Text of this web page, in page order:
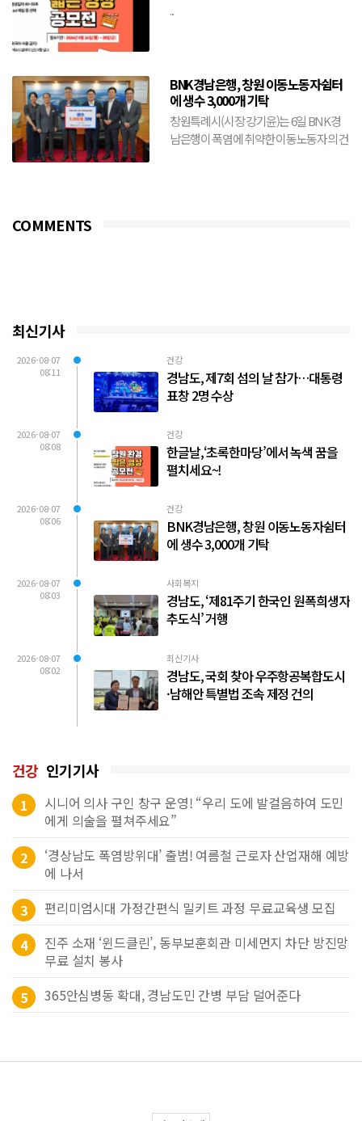
...
BNK경남은행, 창원 이동노동자쉼터
에 생수 3,000개 기탁
창원특례시(시장 강기윤)는 6일 BNK경
남은행이 폭염에 취약한 이동노동자의 건
COMMENTS
최신기사
2026-08-07
08:11
건강
경남도, 제7회 섬의 날 참가…대통령
표창 2명 수상
2026-08-07
08:08
건강
한글날,‘초록한마당’에서 녹색 꿈을
펼치세요~!
2026-08-07
08:06
건강
BNK경남은행, 창원 이동노동자쉼터
에 생수 3,000개 기탁
2026-08-07
08:03
사회복지
경남도, ‘제81주기 한국인 원폭희생자
추도식’ 거행
2026-08-07
08:02
최신기사
경남도, 국회 찾아 우주항공복합도시
·남해안 특별법 조속 제정 건의
건강 인기기사
1
시니어 의사 구인 창구 운영! “우리 도에 발걸음하여 도민
에게 의술을 펼쳐주세요”
2
‘경상남도 폭염방위대’ 출범! 여름철 근로자 산업재해 예방
에 나서
3
편리미엄시대 가정간편식 밀키트 과정 무료교육생 모집
4
진주 소재 ‘윈드클린’, 동부보훈회관 미세먼지 차단 방진망
무료 설치 봉사
5
365안심병동 확대, 경남도민 간병 부담 덜어준다